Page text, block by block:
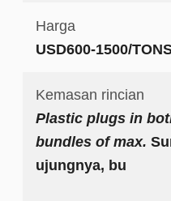
Harga
USD600-1500/
Kemasan rincian
Plastic plugs in
bundles of max.
ujungnya, bu